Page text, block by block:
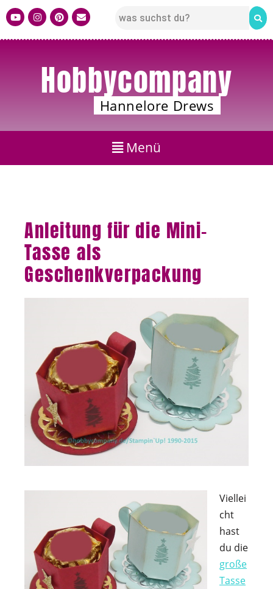
Hobbycompany
Hannelore Drews
Anleitung für die Mini-
Tasse als
Geschenkverpackung
Viellei
cht
hast
du die
große
Tasse